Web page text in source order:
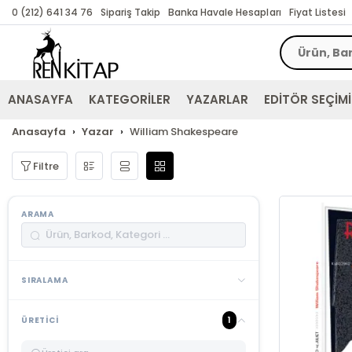
0 (212) 641 34 76 Sipariş Takip Banka Havale Hesapları Fiyat Listesi
ANASAYFA KATEGORİLER YAZARLAR EDİTÖR SEÇİMİ
Anasayfa Yazar William Shakespeare
Filtre
ARAMA
SIRALAMA
ÜRETICI 1